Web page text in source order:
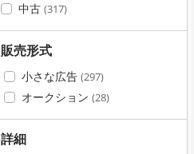
中古 (317)
販売形式
小さな広告 (297)
オークション (28)
詳細